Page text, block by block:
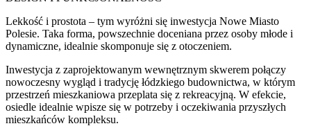
Lekkość i prostota – tym wyróżni się inwestycja Nowe Miasto
Polesie. Taka forma, powszechnie doceniana przez osoby młode i
dynamiczne, idealnie skomponuje się z otoczeniem.
Inwestycja z zaprojektowanym wewnętrznym skwerem połączy
nowoczesny wygląd i tradycję łódzkiego budownictwa, w którym
przestrzeń mieszkaniowa przeplata się z rekreacyjną. W efekcie,
osiedle idealnie wpisze się w potrzeby i oczekiwania przyszłych
mieszkańców kompleksu.